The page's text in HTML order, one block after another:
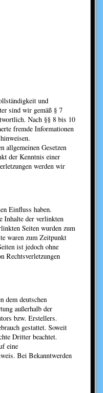
und
sind wir gemäß § 7
Nach §§ 8 bis 10
fremde Informationen
allgemeinen Gesetzen
der Kenntnis einer
werden wir
Einfluss haben.
Inhalte der verlinkten
Seiten wurden zum
waren zum Zeitpunkt
ist jedoch ohne
Rechtsverletzungen
dem deutschen
außerhalb der
bzw. Erstellers.
gestattet. Soweit
Dritter beachtet.
eine
Bei Bekanntwerden